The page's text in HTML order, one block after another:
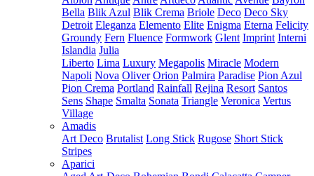
Bella Blik Azul Blik Crema Briole Deco Deco Sky
Detroit Eleganza Elemento Elite Enigma Eterna Felicity
Groundy Fern Fluence Formwork Glent Imprint Interni
Islandia Julia
Liberto Lima Luxury Megapolis Miracle Modern
Napoli Nova Oliver Orion Palmira Paradise Pion Azul
Pion Crema Portland Rainfall Rejina Resort Santos
Sens Shape Smalta Sonata Triangle Veronica Vertus
Village
Amadis
Art Deco Brutalist Long Stick Rugose Short Stick
Stripes
Aparici